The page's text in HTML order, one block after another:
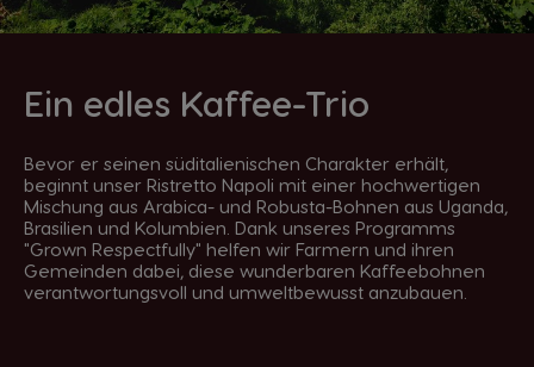
Ein edles Kaffee-Trio
Bevor er seinen süditalienischen Charakter erhält,
beginnt unser Ristretto Napoli mit einer hochwertigen
Mischung aus Arabica- und Robusta-Bohnen aus Uganda,
Brasilien und Kolumbien. Dank unseres Programms
"Grown Respectfully" helfen wir Farmern und ihren
Gemeinden dabei, diese wunderbaren Kaffeebohnen
verantwortungsvoll und umweltbewusst anzubauen.